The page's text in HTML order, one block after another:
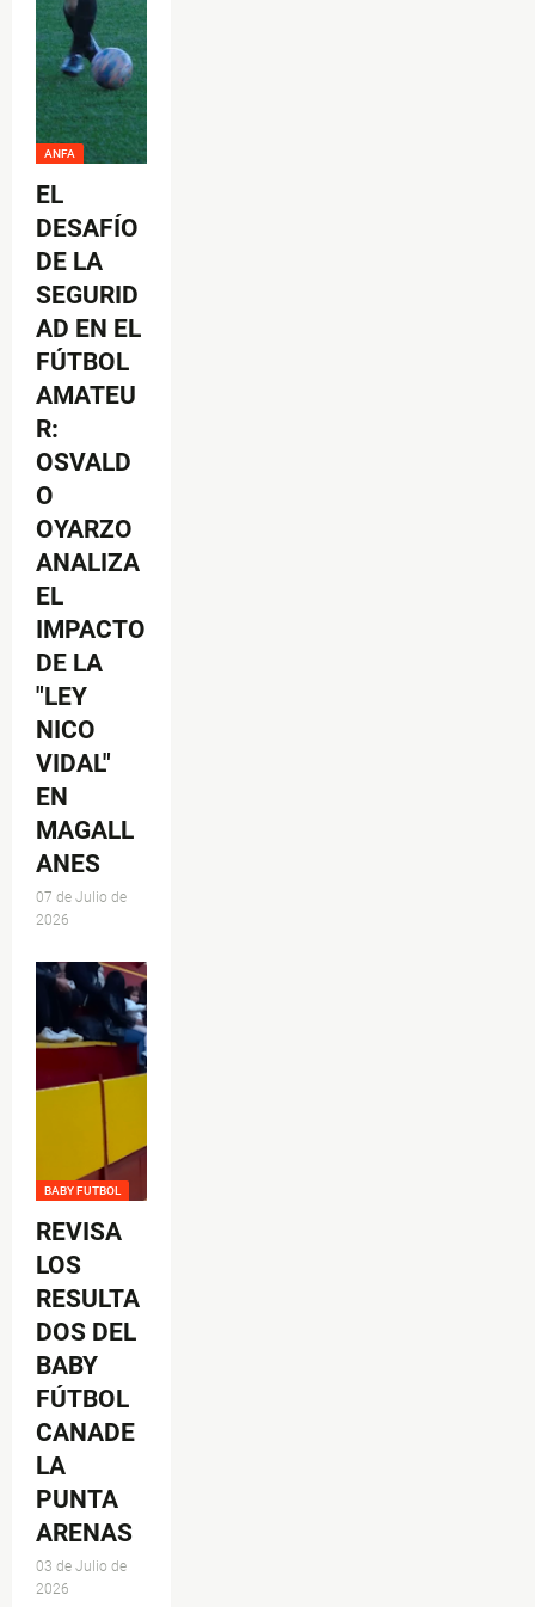
ANFA
EL
DESAFÍO
DE LA
SEGURID
AD EN EL
FÚTBOL
AMATEU
R:
OSVALD
O
OYARZO
ANALIZA
EL
IMPACTO
DE LA
"LEY
NICO
VIDAL"
EN
MAGALL
ANES
07 de Julio de
2026
BABY FUTBOL
REVISA
LOS
RESULTA
DOS DEL
BABY
FÚTBOL
CANADE
LA
PUNTA
ARENAS
03 de Julio de
2026